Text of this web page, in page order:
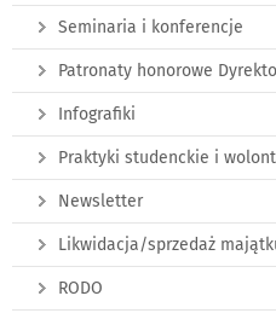
Seminaria i konferencje
Patronaty honorowe
Infografiki
Praktyki studenckie i
Newsletter
Likwidacja/sprzedaż
RODO